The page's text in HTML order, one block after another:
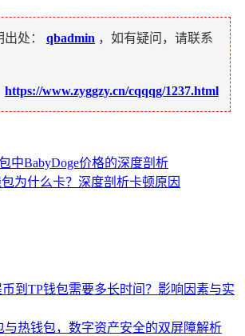
处： qbadmin ，如有疑问，请联系
https://www.zyggzy.cn/cqqqg/1237.html
中BabyDoge价格的深度剖析
为什么卡？深度剖析卡顿原因
到TP钱包需要多长时间？影响因素与实
与热钱包，数字资产安全的双屏障解析